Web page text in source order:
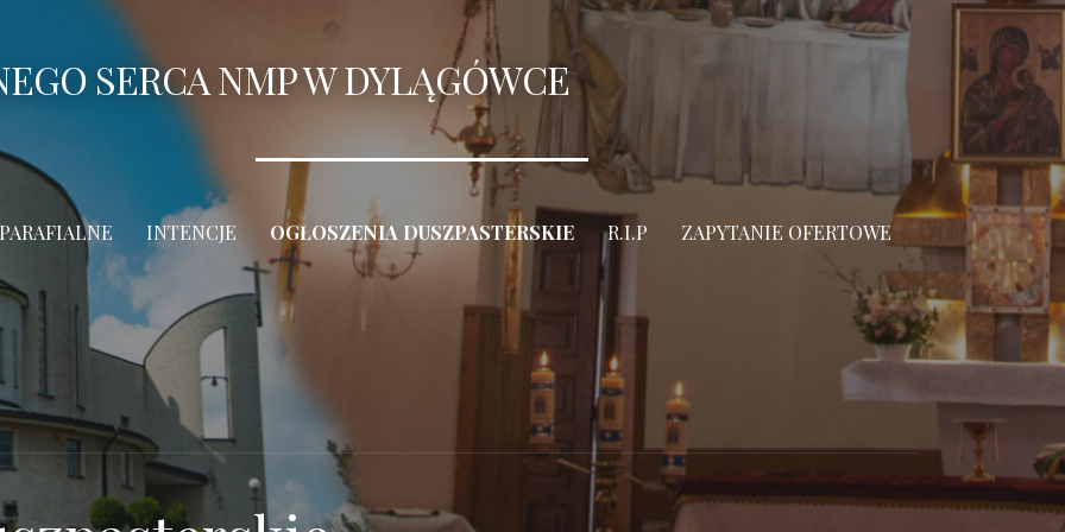
SERCA NMP W DYLĄGÓWCE
INTENCJE OGŁOSZENIA DUSZPASTERSKIE R.I.P ZAPYTANIE OFERTOWE